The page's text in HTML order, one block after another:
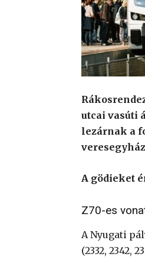
utcai vasúti
lezárnak a
A gödieket
Z70-es
A Nyugati
(2332, 2342,